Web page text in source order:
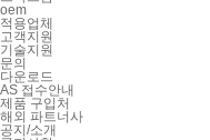
oem
적용업체
고객지원
기술지원
문의
다운로드
AS 접수안내
제품 구입처
해외 파트너사
공지/소개